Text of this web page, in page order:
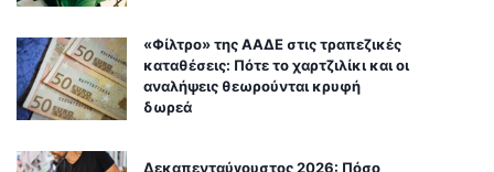
«Φίλτρο» της ΑΑΔΕ στις τραπεζικές
καταθέσεις: Πότε το χαρτζιλίκι και οι
αναλήψεις θεωρούνται κρυφή
δωρεά
Δεκαπενταύγουστος 2026: Πόσο